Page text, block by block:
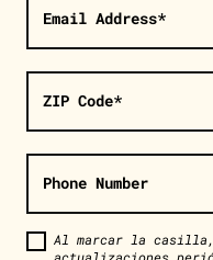
Email Address*
ZIP Code*
Phone Number
Al marcar la